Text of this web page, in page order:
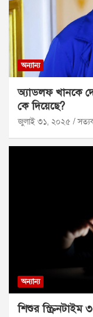
অন্যান্য
অ্যাডলফ খানকে
কে দিয়েছে?
জুলাই ৩১, ২০২৫
অন্যান্য
শিশুর স্ক্রিনটাইম